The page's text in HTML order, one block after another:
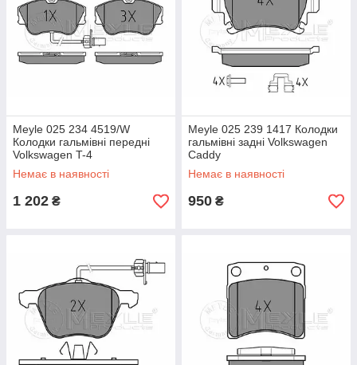
Meyle 025 234 4519/W
Колодки гальмівні передні
Volkswagen T-4
Немає в наявності
1 202 ₴
Meyle 025 239 1417 Колодки
гальмівні задні Volkswagen
Caddy
Немає в наявності
950 ₴